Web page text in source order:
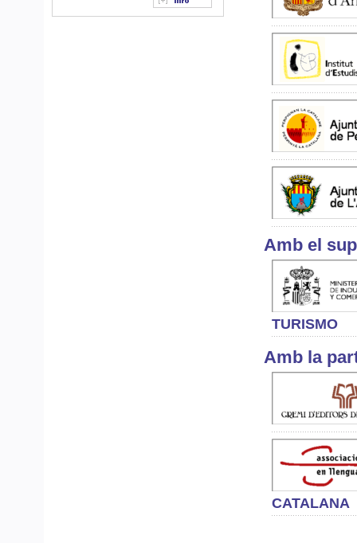
Amb el
TURISMO
Amb la
CATALANA